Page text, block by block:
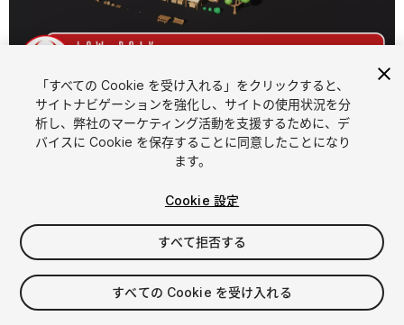
FREE
32viewsin the past week
「すべての Cookie を受け入れる」をクリックすると、
サイトナビゲーションを強化し、サイトの使用状況を分
析し、弊社のマーケティング活動を支援するために、デ
バイスに Cookie を保存することに同意したことになり
ます。
Cookie 設定
すべて拒否する
すべての Cookie を受け入れる